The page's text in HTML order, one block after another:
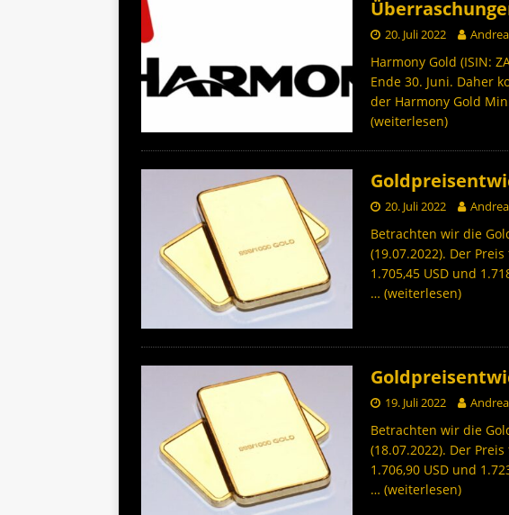
20. Juli 2022
Harmony Gold (ISIN:
Ende 30. Juni. Daher
der Harmony Gold
(weiterlesen)
20. Juli 2022
Betrachten wir die
(19.07.2022). Der
1.705,45 USD und
… (weiterlesen)
19. Juli 2022
Betrachten wir die
(18.07.2022). Der
1.706,90 USD und
… (weiterlesen)